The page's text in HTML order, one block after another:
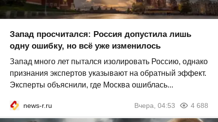
Запад просчитался: Россия допустила лишь
одну ошибку, но всё уже изменилось
Запад много лет пытался изолировать Россию, однако
признания экспертов указывают на обратный эффект.
Эксперты объяснили, где Москва ошиблась...
news-r.ru Вчера, 04:53 4 688